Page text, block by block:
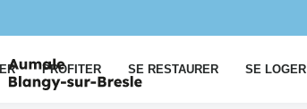
PROFITER SE RESTAURER SE LOGER